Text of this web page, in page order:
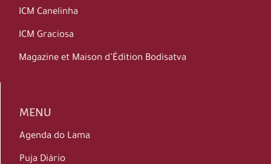
ICM Canelinha
ICM Graciosa
Magazine et Maison d’Édition Bodisatva
MENU
Agenda do Lama
Puja Diário